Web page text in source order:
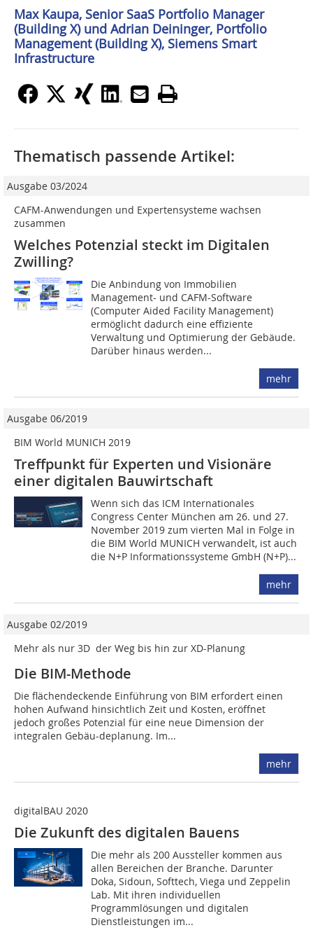
Max Kaupa, Senior SaaS Portfolio ­Manager
(Building X) und Adrian Deininger, Portfolio
Management ­(Building X), Siemens Smart
Infrastructure
Thematisch passende Artikel:
Ausgabe 03/2024
CAFM-Anwendungen und Expertensysteme wachsen
zusammen
Welches Potenzial steckt im Digitalen
Zwilling?
Die Anbindung von Immobilien
Management- und CAFM-Software
(Computer Aided Facility Management)
ermöglicht dadurch eine effiziente
Verwaltung und Optimierung der Gebäude.
Darüber hinaus werden...
mehr
Ausgabe 06/2019
BIM World MUNICH 2019
Treffpunkt für Experten und Visionäre
einer digitalen Bauwirtschaft
Wenn sich das ICM Internationales
Congress Center München am 26. und 27.
November 2019 zum vierten Mal in Folge in
die BIM World MUNICH verwandelt, ist auch
die N+P Informationssysteme GmbH (N+P)...
mehr
Ausgabe 02/2019
Mehr als nur 3D  der Weg bis hin zur XD-Planung
Die BIM-Methode
Die flächendeckende Einführung von BIM erfordert einen
hohen Aufwand hinsichtlich Zeit und Kosten, eröffnet
jedoch großes Potenzial für eine neue Dimension der
integralen Gebäu-deplanung. Im...
mehr
digitalBAU 2020
Die Zukunft des digitalen Bauens
Die mehr als 200 Aussteller kommen aus
allen Bereichen der Branche. Darunter
Doka, Sidoun, Softtech, Viega und Zeppelin
Lab. Mit ihren individuellen
Programmlösungen und digitalen
Dienstleistungen im...